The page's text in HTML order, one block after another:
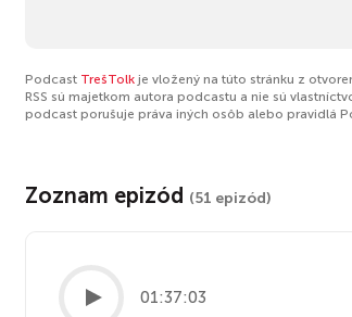
Podcast TrešTolk je vložený na túto stránku z
RSS sú majetkom autora podcastu a nie sú
podcast porušuje práva iných osôb alebo pravidlá
Zoznam epizód (51 epizód)
01:37:03